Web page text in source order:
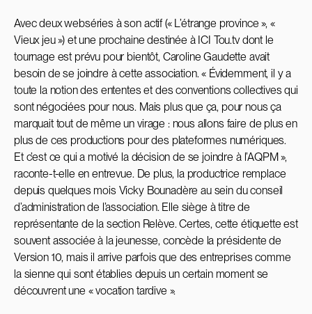
Avec deux webséries à son actif (« L’étrange province », «
Vieux jeu ») et une prochaine destinée à ICI Tou.tv dont le
tournage est prévu pour bientôt, Caroline Gaudette avait
besoin de se joindre à cette association. « Évidemment, il y a
toute la notion des ententes et des conventions collectives qui
sont négociées pour nous. Mais plus que ça, pour nous ça
marquait tout de même un virage : nous allons faire de plus en
plus de ces productions pour des plateformes numériques.
Et c’est ce qui a motivé la décision de se joindre à l’AQPM »,
raconte-t-elle en entrevue. De plus, la productrice remplace
depuis quelques mois Vicky Bounadère au sein du conseil
d’administration de l’association. Elle siège à titre de
représentante de la section Relève. Certes, cette étiquette est
souvent associée à la jeunesse, concède la présidente de
Version 10, mais il arrive parfois que des entreprises comme
la sienne qui sont établies depuis un certain moment se
découvrent une « vocation tardive ».